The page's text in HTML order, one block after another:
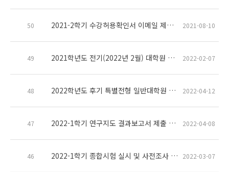
50 2021-2학기 수강허용확인서 이메일 제출 안내 2021-08-10
49 2021학년도 전기(2022년 2월) 대학원 학위수여식 안내 2022-02-07
48 2022학년도 후기 특별전형 일반대학원 신입학 모집요강 공고 2022-04-12
47 2022-1학기 연구지도 결과보고서 제출 안내(~22.06.21) 2022-04-08
46 2022-1학기 종합시험 실시 및 사전조사 안내(대상자 확인 필/ 일시 추후 공지) 2022-03-07